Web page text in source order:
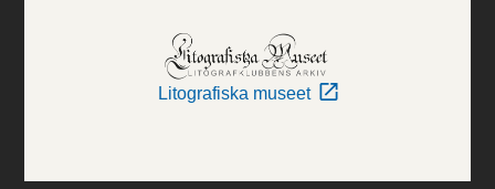
Litografiska museet